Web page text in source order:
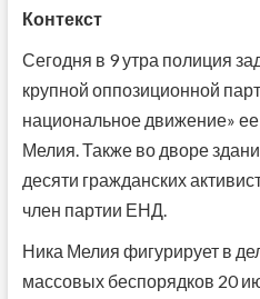
Контекст
Сегодня в 9 утра полиция
крупной оппозиционной
национальное движение»
Мелия. Также во дворе
десяти гражданских
член партии ЕНД.
Ника Мелия фигурирует в
массовых беспорядков 20